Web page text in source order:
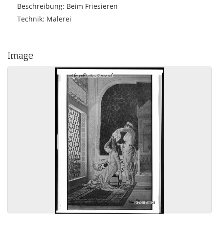
Beschreibung: Beim Friesieren
Technik: Malerei
Image